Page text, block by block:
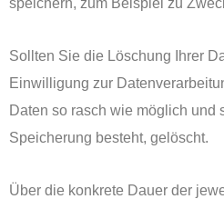
speichern, zum Beispiel zu
Sollten Sie die Löschung Ihrer
Einwilligung zur
Daten so rasch wie möglich und
Speicherung besteht, gelöscht.
Über die konkrete Dauer der